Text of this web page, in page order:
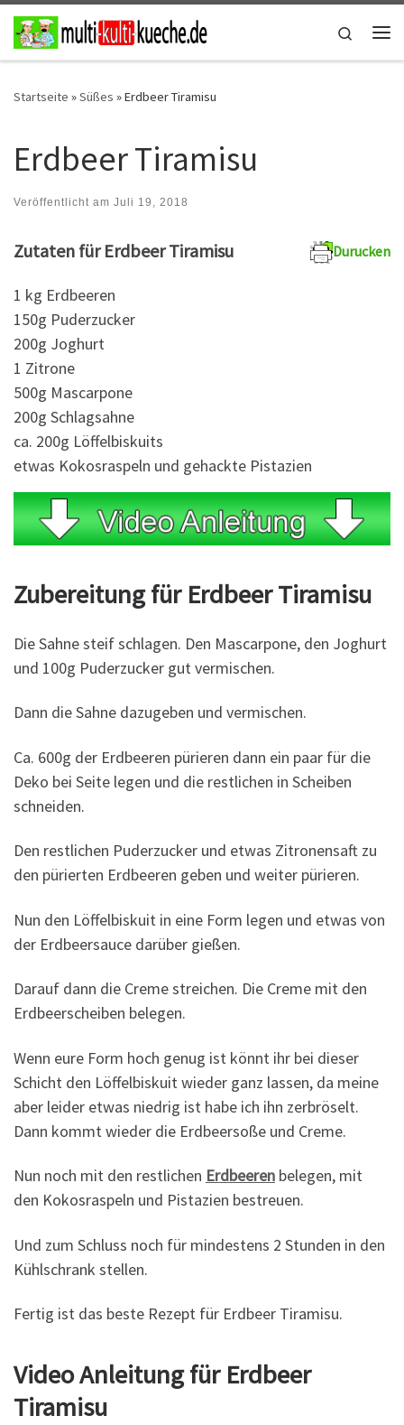
Zum Inhalt springen
Search
Startseite »Süßes »Erdbeer Tiramisu
Erdbeer Tiramisu
Veröffentlicht am Juli 19, 2018
Durucken
Zutaten für Erdbeer Tiramisu
1 kg Erdbeeren
150g Puderzucker
200g Joghurt
1 Zitrone
500g Mascarpone
200g Schlagsahne
ca. 200g Löffelbiskuits
etwas Kokosraspeln und gehackte Pistazien
Zubereitung für Erdbeer Tiramisu
Die Sahne steif schlagen. Den Mascarpone, den Joghurt
und 100g Puderzucker gut vermischen.
Dann die Sahne dazugeben und vermischen.
Ca. 600g der Erdbeeren pürieren dann ein paar für die
Deko bei Seite legen und die restlichen in Scheiben
schneiden.
Den restlichen Puderzucker und etwas Zitronensaft zu
den pürierten Erdbeeren geben und weiter pürieren.
Nun den Löffelbiskuit in eine Form legen und etwas von
der Erdbeersauce darüber gießen.
Darauf dann die Creme streichen. Die Creme mit den
Erdbeerscheiben belegen.
Wenn eure Form hoch genug ist könnt ihr bei dieser
Schicht den Löffelbiskuit wieder ganz lassen, da meine
aber leider etwas niedrig ist habe ich ihn zerbröselt.
Dann kommt wieder die Erdbeersoße und Creme.
Nun noch mit den restlichen Erdbeeren belegen, mit
den Kokosraspeln und Pistazien bestreuen.
Und zum Schluss noch für mindestens 2 Stunden in den
Kühlschrank stellen.
Fertig ist das beste Rezept für Erdbeer Tiramisu.
Video Anleitung für Erdbeer
Tiramisu